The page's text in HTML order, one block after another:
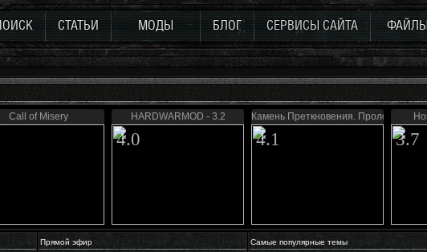
ПОИСК СТАТЬИ МОДЫ БЛОГ СЕРВИСЫ САЙТА
Call of Misery HARDWARMOD - 3.2
4.0
Камень Преткновения. Пролог
4.1 3.7
Прямой эфир Самые популярные темы